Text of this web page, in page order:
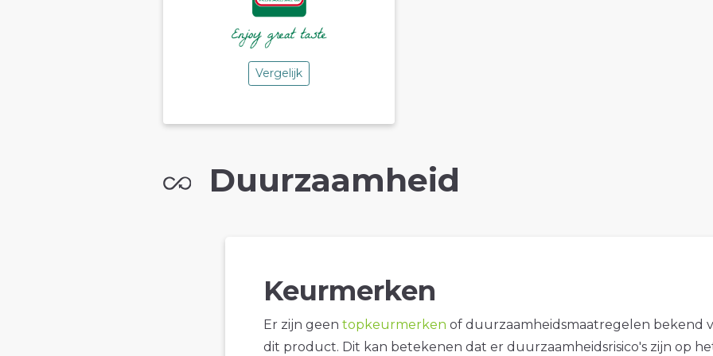
Vergelijk
Duurzaamheid
Keurmerken
Er zijn geen topkeurmerken of duurzaamheidsmaatregelen bekend
dit product. Dit kan betekenen dat er duurzaamheidsrisico's zijn op